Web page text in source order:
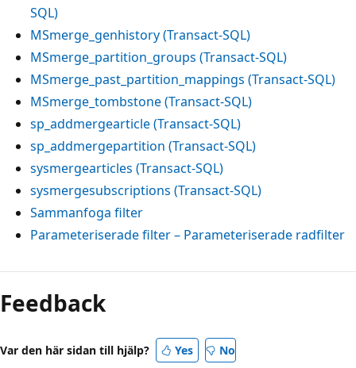
SQL)
MSmerge_genhistory (Transact-SQL)
MSmerge_partition_groups (Transact-SQL)
MSmerge_past_partition_mappings (Transact-SQL)
MSmerge_tombstone (Transact-SQL)
sp_addmergearticle (Transact-SQL)
sp_addmergepartition (Transact-SQL)
sysmergearticles (Transact-SQL)
sysmergesubscriptions (Transact-SQL)
Sammanfoga filter
Parameteriserade filter – Parameteriserade radfilter
Feedback
Var den här sidan till hjälp? Yes No